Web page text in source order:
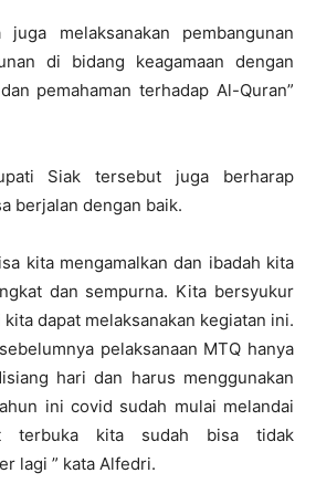
melaksanakan pembangunan
di bidang keagamaan dengan
pemahaman terhadap Al-Quran”
Siak tersebut juga berharap
berjalan dengan baik.
kita mengamalkan dan ibadah kita
dan sempurna. Kita bersyukur
dapat melaksanakan kegiatan ini.
pelaksanaan MTQ hanya
hari dan harus menggunakan
ini covid sudah mulai melandai
terbuka kita sudah bisa tidak
lagi ” kata Alfedri.